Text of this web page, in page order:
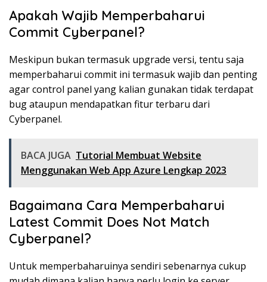
Apakah Wajib Memperbaharui
Commit Cyberpanel?
Meskipun bukan termasuk upgrade versi, tentu saja
memperbaharui commit ini termasuk wajib dan penting
agar control panel yang kalian gunakan tidak terdapat
bug ataupun mendapatkan fitur terbaru dari
Cyberpanel.
BACA JUGA Tutorial Membuat Website
Menggunakan Web App Azure Lengkap 2023
Bagaimana Cara Memperbaharui
Latest Commit Does Not Match
Cyberpanel?
Untuk memperbaharuinya sendiri sebenarnya cukup